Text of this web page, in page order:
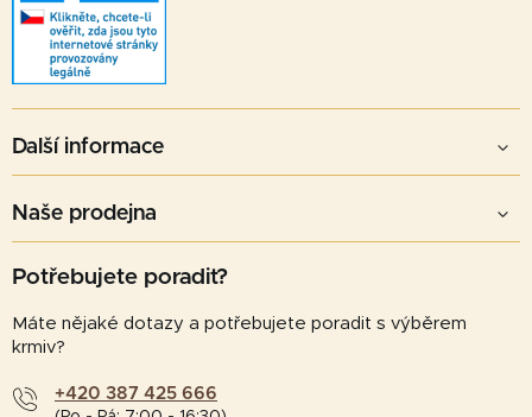
Další informace
Naše prodejna
Potřebujete poradit?
Máte nějaké dotazy a potřebujete poradit s výběrem
krmiv?
+420 387 425 666